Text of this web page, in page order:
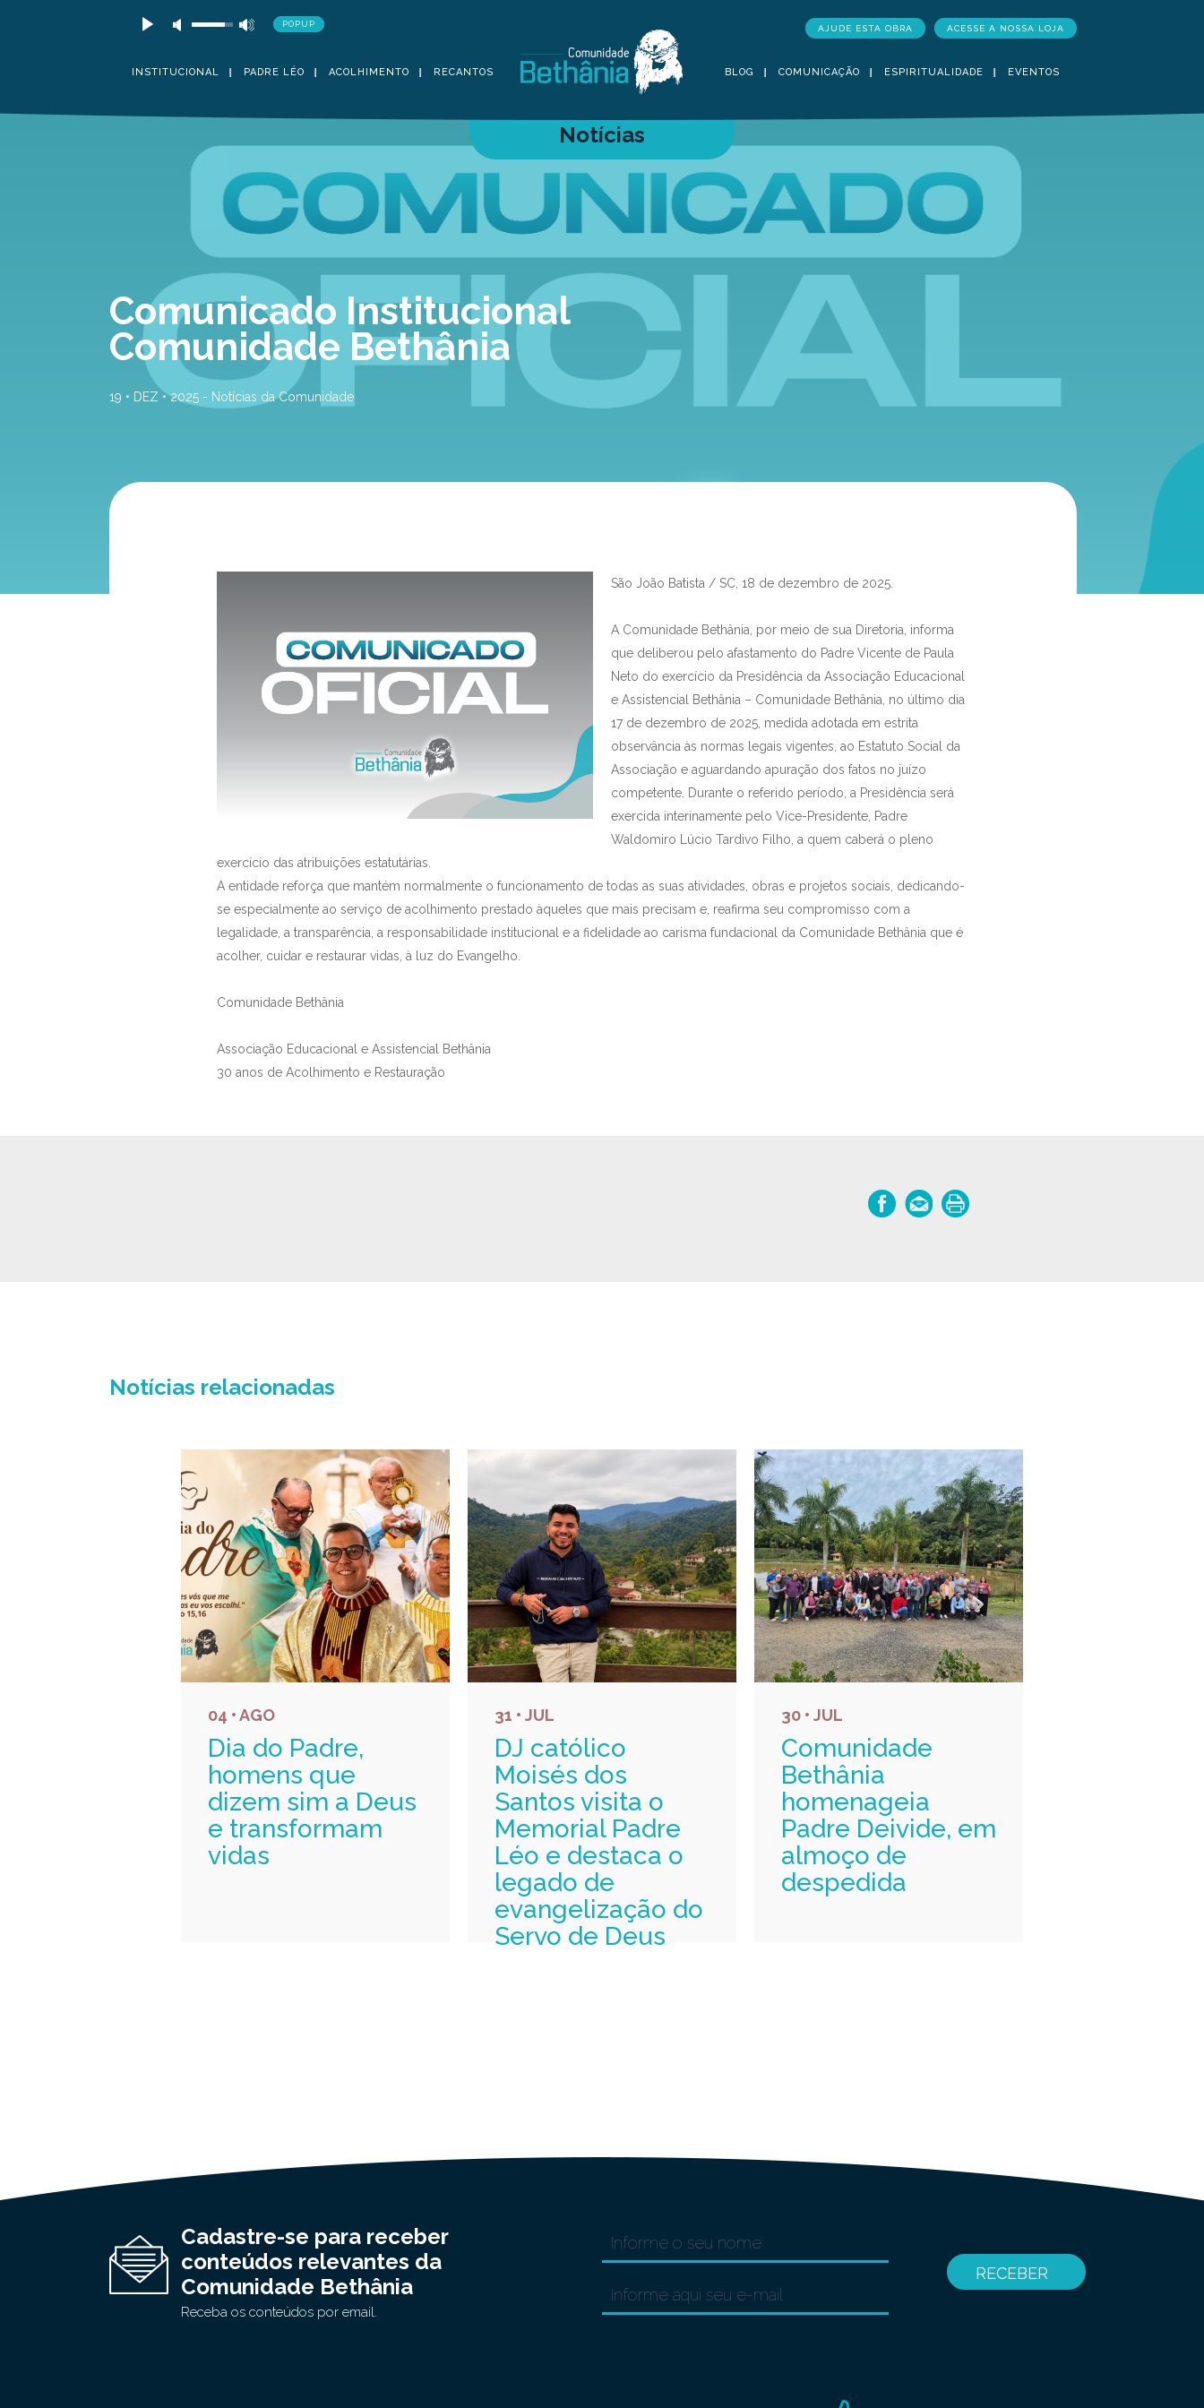
POPUP AJUDE ESTA OBRA ACESSE A NOSSA LOJA
INSTITUCIONAL PADRE LÉO ACOLHIMENTO RECANTOS BLOG COMUNICAÇÃO ESPIRITUALIDADE EVENTOS
Notícias
Comunicado Institucional
Comunidade Bethânia
19 • DEZ • 2025 - Notícias da Comunidade
São João Batista / SC, 18 de dezembro de 2025.
A Comunidade Bethânia, por meio de sua Diretoria, informa
que deliberou pelo afastamento do Padre Vicente de Paula
Neto do exercício da Presidência da Associação Educacional
e Assistencial Bethânia – Comunidade Bethânia, no último dia
17 de dezembro de 2025, medida adotada em estrita
observância às normas legais vigentes, ao Estatuto Social da
Associação e aguardando apuração dos fatos no juízo
competente. Durante o referido período, a Presidência será
exercida interinamente pelo Vice-Presidente, Padre
Waldomiro Lúcio Tardivo Filho, a quem caberá o pleno
exercício das atribuições estatutárias.
A entidade reforça que mantém normalmente o funcionamento de todas as suas atividades, obras e projetos sociais, dedicando-
se especialmente ao serviço de acolhimento prestado àqueles que mais precisam e, reafirma seu compromisso com a
legalidade, a transparência, a responsabilidade institucional e a fidelidade ao carisma fundacional da Comunidade Bethânia que é
acolher, cuidar e restaurar vidas, à luz do Evangelho.
Comunidade Bethânia
Associação Educacional e Assistencial Bethânia
30 anos de Acolhimento e Restauração
Notícias relacionadas
04 • AGO
Dia do Padre,
homens que
dizem sim a Deus
e transformam
vidas
31 • JUL
DJ católico
Moisés dos
Santos visita o
Memorial Padre
Léo e destaca o
legado de
evangelização do
Servo de Deus
30 • JUL
Comunidade
Bethânia
homenageia
Padre Deivide, em
almoço de
despedida
Cadastre-se para receber
conteúdos relevantes da
Comunidade Bethânia
Receba os conteúdos por email.